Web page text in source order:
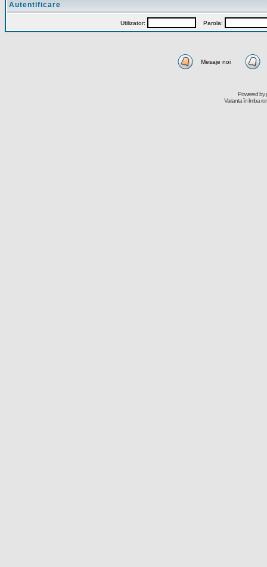
Autentificare
Utilizator: Parola:
Mesaje noi
Powered by
Varianta în limba